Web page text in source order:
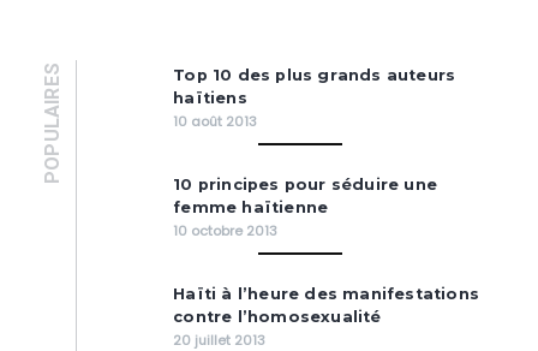
POPULAIRES
Top 10 des plus grands auteurs
haïtiens
10 août 2013
10 principes pour séduire une
femme haïtienne
10 octobre 2013
Haïti à l’heure des manifestations
contre l’homosexualité
20 juillet 2013